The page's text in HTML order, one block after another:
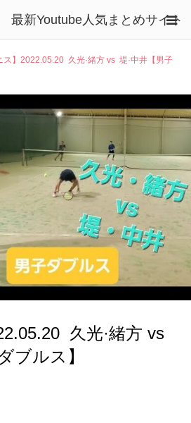
新Youtube人気まとめサイト
ス】2022.05.20 久光·緒方 vs 堤·中井【男子
久光·緒方 vs
ブルス】